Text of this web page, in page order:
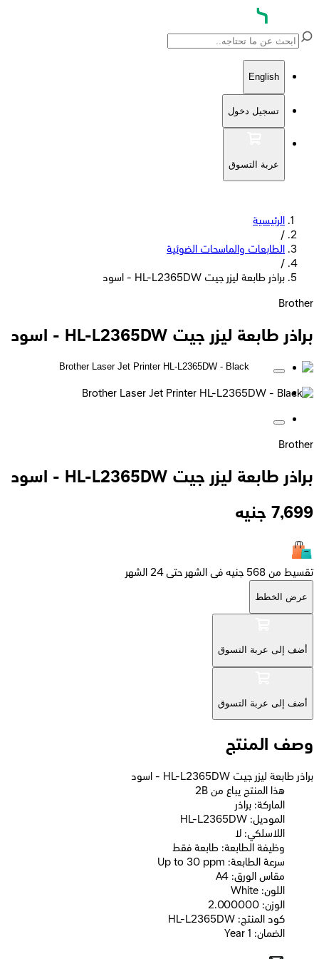
English
تسجيل دخول
عربة التسوق
الرئيسية
/
الطابعات والماسحات الضوئية
/
براذر طابعة ليزر جيت HL-L2365DW - اسود
Brother
براذر طابعة ليزر جيت HL-L2365DW - اسود
Brother
براذر طابعة ليزر جيت HL-L2365DW - اسود
7,699 جنيه
تقسيط من 568 جنيه فى الشهر حتى 24 الشهر
عرض الخطط
أضف إلى عربة التسوق
أضف إلى عربة التسوق
وصف المنتج
براذر طابعة ليزر جيت HL-L2365DW - اسود
2B هذا المنتج يباع من
الماركة: براذر
الموديل: HL-L2365DW
اللاسلكي: لا
وظيفة الطابعة: طابعة فقط
سرعة الطابعة: Up to 30 ppm
مقاس الورق: A4
اللون: White
الوزن: 2.000000
كود المنتج: HL-L2365DW
الضمان: 1 Year